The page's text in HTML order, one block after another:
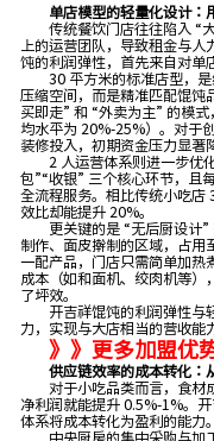
单店模型的轻量化设计：
传统餐饮门店往往陷入 “
上的运营团队，导致租金与
饨的利润弹性，首先来自对单
30 平方米的标准店型，
压缩空间，而是精准匹配馄
买即走” 和 “外卖为主” 的模
均水平为 20%-25%）。对于
装修投入，初期资金压力显著
2 人运营体系则进一步优
包”“收银” 三个核心环节，且
全流程服务。相比传统小吃店
效比却能提升 20%。
更关键的是 “无后厨设计
制作、面皮擀制的区域，占
一配产品，门店只需简单加热
成本（如和面机、绞肉机等
了坪效。
开吉祥馄饨的利润弹性
力，实现与大店相当的营收能
》》更多加盟优
供应链效率的成本转化：
对于小吃品类而言，食材
净利润就能提升 0.5%-1%。
体系将成本转化为盈利的能力。